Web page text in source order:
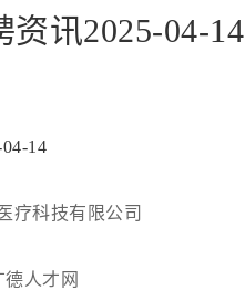
资讯2025-04-14
14
疗科技有限公司
德人才网